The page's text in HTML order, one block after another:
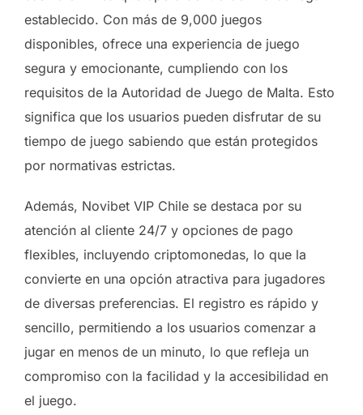
establecido. Con más de 9,000 juegos
disponibles, ofrece una experiencia de juego
segura y emocionante, cumpliendo con los
requisitos de la Autoridad de Juego de Malta. Esto
significa que los usuarios pueden disfrutar de su
tiempo de juego sabiendo que están protegidos
por normativas estrictas.
Además, Novibet VIP Chile se destaca por su
atención al cliente 24/7 y opciones de pago
flexibles, incluyendo criptomonedas, lo que la
convierte en una opción atractiva para jugadores
de diversas preferencias. El registro es rápido y
sencillo, permitiendo a los usuarios comenzar a
jugar en menos de un minuto, lo que refleja un
compromiso con la facilidad y la accesibilidad en
el juego.